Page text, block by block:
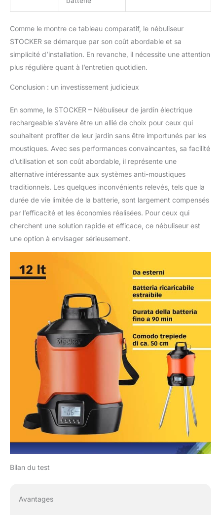
Comme le montre ce tableau comparatif, le nébuliseur
STOCKER se démarque par son coût abordable et sa
simplicité d’installation. En revanche, il nécessite une attention
plus régulière quant à l’entretien quotidien.
Conclusion : un investissement judicieux
En somme, le STOCKER – Nébuliseur de jardin électrique
rechargeable s’avère être un allié de choix pour ceux qui
souhaitent profiter de leur jardin sans être importunés par les
moustiques. Avec ses performances convaincantes, sa facilité
d’utilisation et son coût abordable, il représente une
alternative intéressante aux systèmes anti-moustiques
traditionnels. Les quelques inconvénients relevés, tels que la
durée de vie limitée de la batterie, sont largement compensés
par l’efficacité et les économies réalisées. Pour ceux qui
cherchent une solution rapide et efficace, ce nébuliseur est
une option à envisager sérieusement.
Bilan du test
Avantages